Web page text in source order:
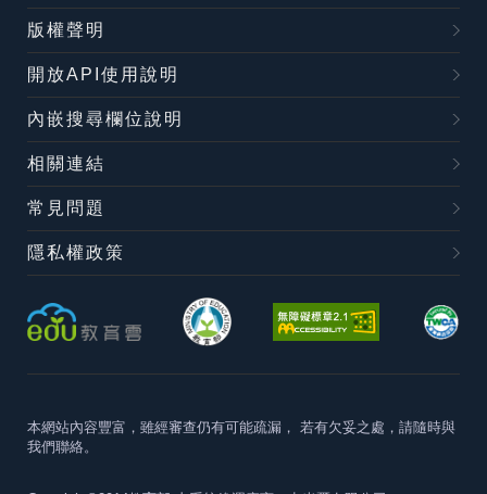
版權聲明
開放API使用說明
內嵌搜尋欄位說明
相關連結
常見問題
隱私權政策
本網站內容豐富，雖經審查仍有可能疏漏， 若有欠妥之處，請隨時與
我們聯絡。